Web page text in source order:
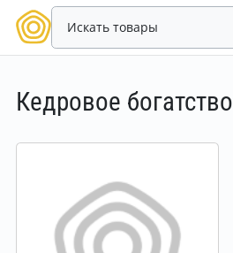
Кедровое богатство